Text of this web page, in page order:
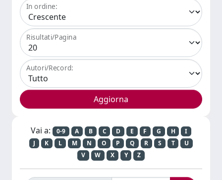
In ordine:
Risultati/Pagina
Autori/Record:
Vai a: 0-9 A B C D E F G H
I
J
K L M N O P Q R S T
U
V
W X Y Z